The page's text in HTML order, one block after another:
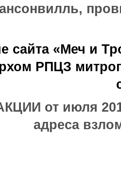
сайта «Меч и
РПЦЗ
от июля
адреса